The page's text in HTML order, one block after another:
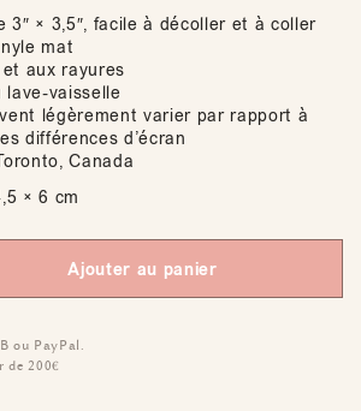
× 3,5″, facile à décoller et à coller
mat
aux rayures
lave-vaisselle
légèrement varier par rapport à
différences d’écran
Canada
× 6 cm
Ajouter au panier
ou PayPal.
de 200€